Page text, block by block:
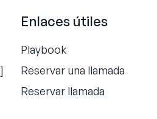
Enlaces útiles
Playbook
Reservar una llamada
Reservar llamada